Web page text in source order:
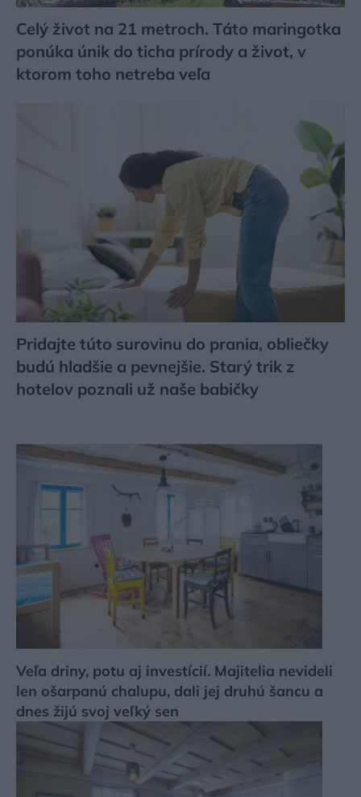
Celý život na 21 metroch. Táto maringotka
ponúka únik do ticha prírody a život, v
ktorom toho netreba veľa
Pridajte túto surovinu do prania, obliečky
budú hladšie a pevnejšie. Starý trik z
hotelov poznali už naše babičky
Veľa driny, potu aj investícií. Majitelia nevideli
len ošarpanú chalupu, dali jej druhú šancu a
dnes žijú svoj veľký sen